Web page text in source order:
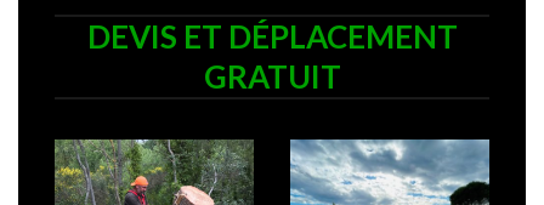
DEVIS ET DÉPLACEMENT
GRATUIT